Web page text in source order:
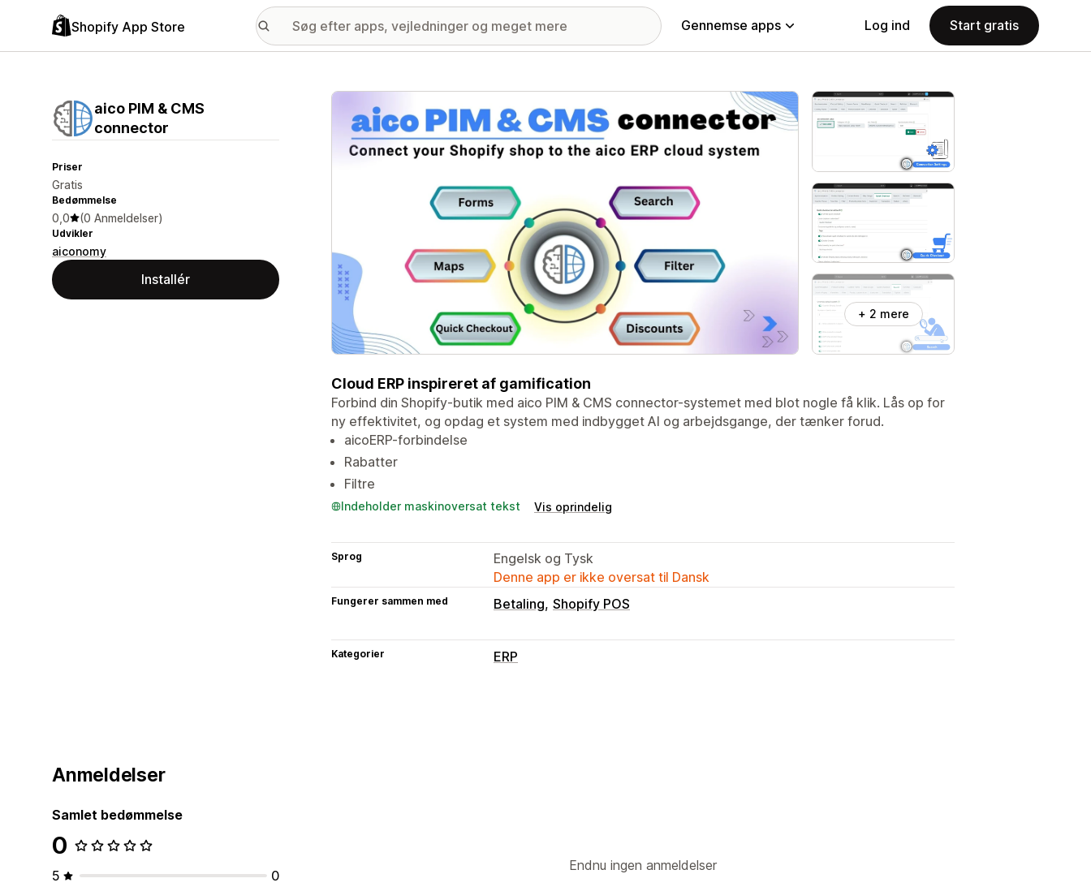
Shopify App Store Gennemse apps Log ind Start gratis
aico PIM & CMS
connector
Priser
Gratis
Bedømmelse
0,0 (0 Anmeldelser)
Udvikler
aiconomy
Installér
Galleri med udvalgte billeder
+ 2 mere
Cloud ERP inspireret af gamification
Forbind din Shopify-butik med aico PIM & CMS connector-systemet med blot nogle få klik. Lås op for
ny effektivitet, og opdag et system med indbygget AI og arbejdsgange, der tænker forud.
aicoERP-forbindelse
Rabatter
Filtre
Indeholder maskinoversat tekst Vis oprindelig
Sprog
Engelsk og Tysk
Denne app er ikke oversat til Dansk
Fungerer sammen med Betaling Shopify POS
Kategorier ERP
Anmeldelser
Samlet bedømmelse
0
5
0
Endnu ingen anmeldelser